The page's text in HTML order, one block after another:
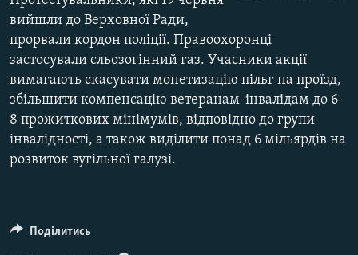
КРИМ РЕАЛІЇ
РУС
УКР
КТАТ
ДОЛУЧАЙСЯ!
вийшли до Верховної Ради,
прорвали кордон поліції. Правоохоронці
застосували сльозогінний газ. Учасники акції
вимагають скасувати монетизацію пільг на проїзд,
збільшити компенсацію ветеранам-інвалідам до 6-
8 прожиткових мінімумів, відповідно до групи
інвалідності, а також виділити понад 6 мільярдів на
розвиток вугільної галузі.
Поділитись